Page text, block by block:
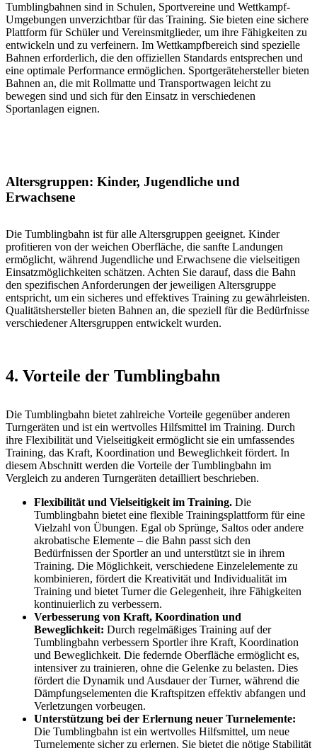
Tumblingbahnen sind in Schulen, Sportvereine und Wettkampf-
Umgebungen unverzichtbar für das Training. Sie bieten eine sichere
Plattform für Schüler und Vereinsmitglieder, um ihre Fähigkeiten zu
entwickeln und zu verfeinern. Im Wettkampfbereich sind spezielle
Bahnen erforderlich, die den offiziellen Standards entsprechen und
eine optimale Performance ermöglichen. Sportgerätehersteller bieten
Bahnen an, die mit Rollmatte und Transportwagen leicht zu
bewegen sind und sich für den Einsatz in verschiedenen
Sportanlagen eignen.
Altersgruppen: Kinder, Jugendliche und
Erwachsene
Die Tumblingbahn ist für alle Altersgruppen geeignet. Kinder
profitieren von der weichen Oberfläche, die sanfte Landungen
ermöglicht, während Jugendliche und Erwachsene die vielseitigen
Einsatzmöglichkeiten schätzen. Achten Sie darauf, dass die Bahn
den spezifischen Anforderungen der jeweiligen Altersgruppe
entspricht, um ein sicheres und effektives Training zu gewährleisten.
Qualitätshersteller bieten Bahnen an, die speziell für die Bedürfnisse
verschiedener Altersgruppen entwickelt wurden.
4. Vorteile der Tumblingbahn
Die Tumblingbahn bietet zahlreiche Vorteile gegenüber anderen
Turngeräten und ist ein wertvolles Hilfsmittel im Training. Durch
ihre Flexibilität und Vielseitigkeit ermöglicht sie ein umfassendes
Training, das Kraft, Koordination und Beweglichkeit fördert. In
diesem Abschnitt werden die Vorteile der Tumblingbahn im
Vergleich zu anderen Turngeräten detailliert beschrieben.
Flexibilität und Vielseitigkeit im Training. Die
Tumblingbahn bietet eine flexible Trainingsplattform für eine
Vielzahl von Übungen. Egal ob Sprünge, Saltos oder andere
akrobatische Elemente – die Bahn passt sich den
Bedürfnissen der Sportler an und unterstützt sie in ihrem
Training. Die Möglichkeit, verschiedene Einzelelemente zu
kombinieren, fördert die Kreativität und Individualität im
Training und bietet Turner die Gelegenheit, ihre Fähigkeiten
kontinuierlich zu verbessern.
Verbesserung von Kraft, Koordination und
Beweglichkeit: Durch regelmäßiges Training auf der
Tumblingbahn verbessern Sportler ihre Kraft, Koordination
und Beweglichkeit. Die federnde Oberfläche ermöglicht es,
intensiver zu trainieren, ohne die Gelenke zu belasten. Dies
fördert die Dynamik und Ausdauer der Turner, während die
Dämpfungselementen die Kraftspitzen effektiv abfangen und
Verletzungen vorbeugen.
Unterstützung bei der Erlernung neuer Turnelemente:
Die Tumblingbahn ist ein wertvolles Hilfsmittel, um neue
Turnelemente sicher zu erlernen. Sie bietet die nötige Stabilität